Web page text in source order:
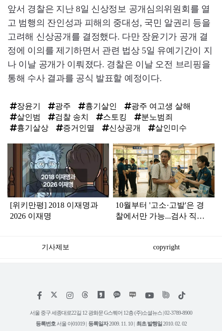
앞서 경찰은 지난 8일 신상정보 공개심의위원회를 열
고 범행의 잔인성과 피해의 중대성, 국민 알권리 등을
고려해 신상공개를 결정했다. 다만 장윤기가 공개 결
정에 이의를 제기하면서 관련 법상 5일 유예기간이 지
나 이날 공개가 이뤄졌다. 경찰은 이날 오전 브리핑을
통해 수사 결과를 공식 발표할 예정이다.
장윤기 광주 흉기살인
광주 여고생 살해
살인범
검찰 송치 스토킹
분노범죄
흉기살상
증거인멸 신상공개 살인미수
탑
인
[위키만평] 2018 이재명과
2026 이재명
10월부터 '고소·고발'은 경
찰에서만 가능...검사 직접
기사제보 copyright
페
스
북
인
타
그
램
위
트
리
유
틱
서울 중구 세종대로22길 12 광화문 G스퀘어 12층 (주)소셜뉴스 | 02-3789-8900
등록번호 서울 아01019 | 등록일자2009. 11. 10 | 최초 발행일2010. 02. 02